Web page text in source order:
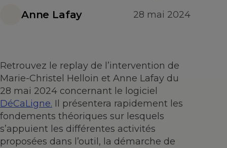
Anne Lafay 28 mai 2024
Retrouvez le replay de l’intervention de
Marie-Christel Helloin et Anne Lafay du
28 mai 2024 concernant le logiciel
DéCaLigne. Il présentera rapidement les
fondements théoriques sur lesquels
s’appuient les différentes activités
proposées dans l’outil, la démarche de